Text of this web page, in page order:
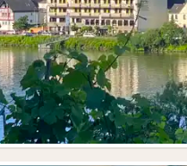
Forrige bilde